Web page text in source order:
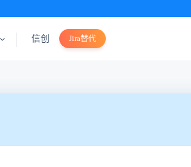
信创 Jira替代